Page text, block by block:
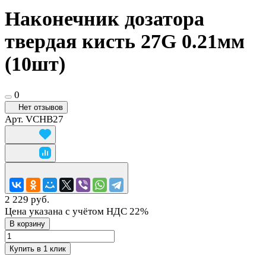
Наконечник дозатора
твердая кисть 27G 0.21мм
(10шт)
0
Нет отзывов
Арт. VCHB27
2 229 руб.
Цена указана с учётом НДС 22%
В корзину
Купить в 1 клик